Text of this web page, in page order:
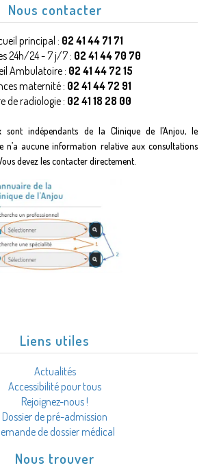
Nous contacter
principal : 02 41 44 71 71
24h/24 - 7 j/7 : 02 41 44 70 70
Ambulatoire : 02 41 44 72 15
maternité : 02 41 44 72 91
de radiologie : 02 41 18 28 00
sont indépendants de la Clinique de l’Anjou, le
n’a aucune information relative aux consultations
devez les contacter directement.
Liens utiles
Actualités
Accessibilité pour tous
Rejoignez-nous !
Dossier de pré-admission
de dossier médical
Nous trouver